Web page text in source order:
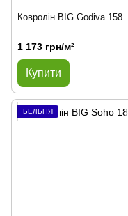
Ковролін BIG Godiva 158
1 173 грн/м²
Купити
БЕЛЬГІЯ